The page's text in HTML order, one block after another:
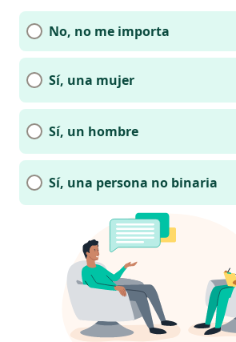
No, no me importa
Sí, una mujer
Sí, un hombre
Sí, una persona no binaria